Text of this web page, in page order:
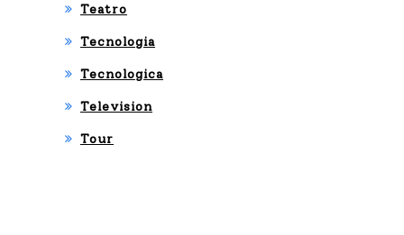
Teatro
Tecnologia
Tecnologica
Television
Tour